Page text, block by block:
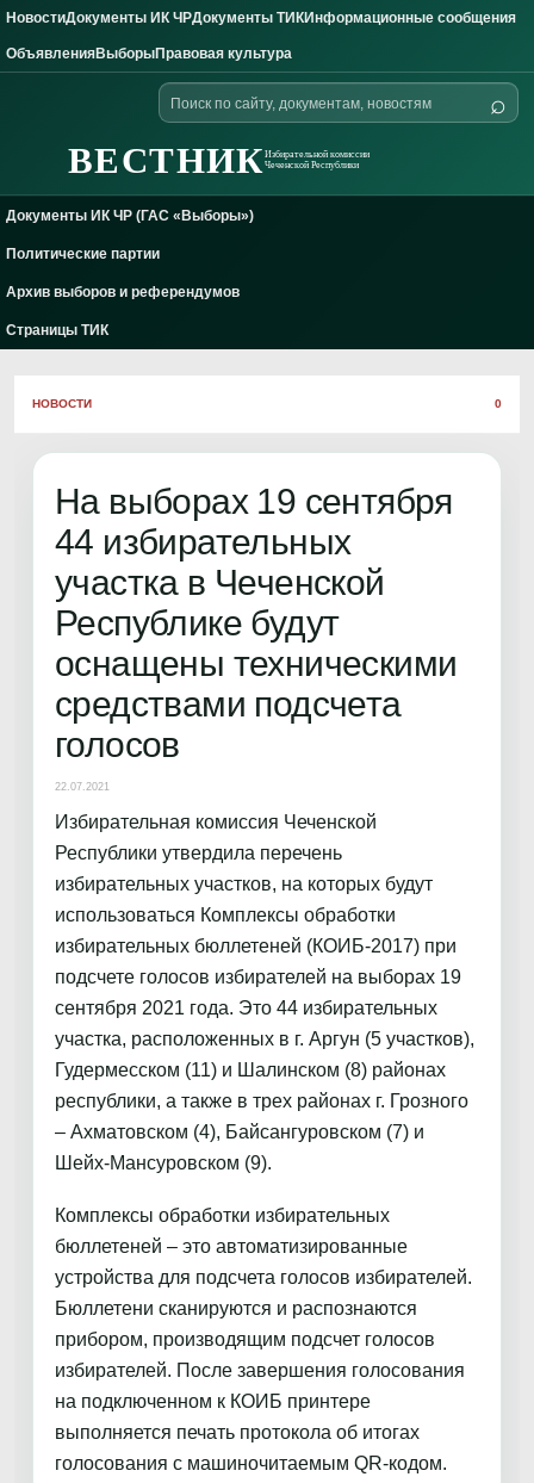
Skip to content
НовостиДокументы ИК ЧРДокументы ТИКИнформационные сообщения
ОбъявленияВыборыПравовая культура
ВЕСТНИКИзбирательной комиссии
Чеченской Республики
Поиск
по
⌕
Документы ИК ЧР (ГАС «Выборы»)
Политические партии
Архив выборов и референдумов
Страницы ТИК
НОВОСТИ 0
На выборах 19 сентября
44 избирательных
участка в Чеченской
Республике будут
оснащены техническими
средствами подсчета
голосов
22.07.2021
Избирательная комиссия Чеченской
Республики утвердила перечень
избирательных участков, на которых будут
использоваться Комплексы обработки
избирательных бюллетеней (КОИБ-2017) при
подсчете голосов избирателей на выборах 19
сентября 2021 года. Это 44 избирательных
участка, расположенных в г. Аргун (5 участков),
Гудермесском (11) и Шалинском (8) районах
республики, а также в трех районах г. Грозного
– Ахматовском (4), Байсангуровском (7) и
Шейх-Мансуровском (9).
Комплексы обработки избирательных
бюллетеней – это автоматизированные
устройства для подсчета голосов избирателей.
Бюллетени сканируются и распознаются
прибором, производящим подсчет голосов
избирателей. После завершения голосования
на подключенном к КОИБ принтере
выполняется печать протокола об итогах
голосования с машиночитаемым QR-кодом.